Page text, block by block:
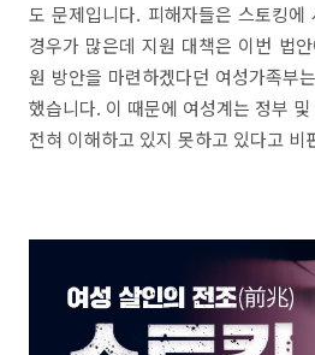
도 문제입니다. 피해자들은 스토킹에
경우가 많은데 지원 대책은 이번 법
원 방안을 마련하겠다던 여성가족부
했습니다. 이 때문에 여성계는 정부
전혀 이해하고 있지 못하고 있다고 비